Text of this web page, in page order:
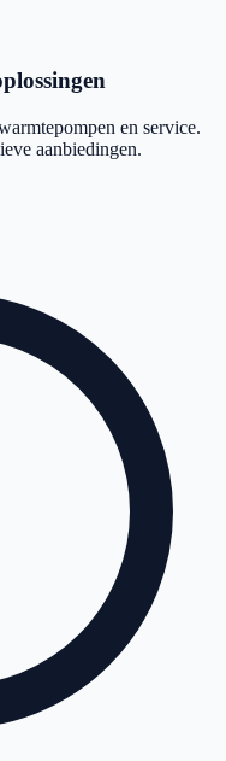
en service.
aanbiedingen.